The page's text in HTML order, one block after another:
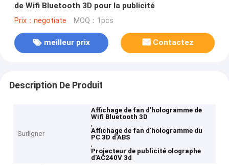
de Wifi Bluetooth 3D pour la publicité
Prix：negotiate MOQ：1pcs
meilleur prix Contactez
Description De Produit
Surligner
Affichage de fan d'hologramme de
Wifi Bluetooth 3D
,
Affichage de fan d'hologramme du
PC 3D d'ABS
,
Projecteur de publicité olographe
d'AC240V 3d